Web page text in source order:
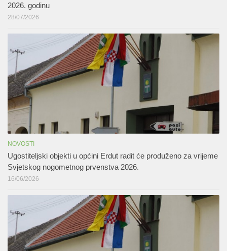
2026. godinu
28/07/2026
NOVOSTI
Ugostiteljski objekti u općini Erdut radit će produženo za vrijeme
Svjetskog nogometnog prvenstva 2026.
16/06/2026